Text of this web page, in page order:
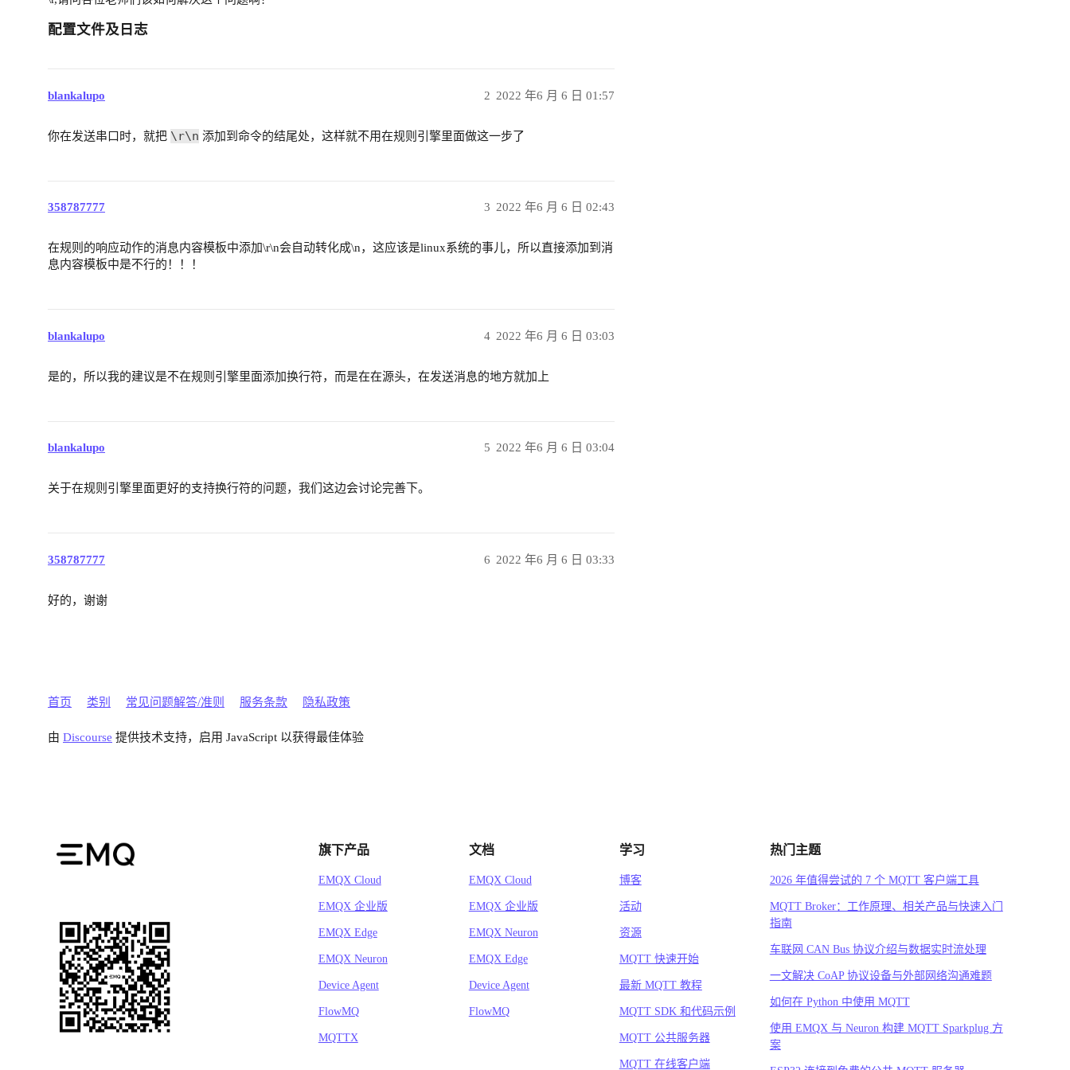
配置文件及日志
blankalupo 2022 年6 月 6 日 01:57
2
你在发送串口时，就把 \r\n 添加到命令的结尾处，这样就不用在规则引擎里面做这一步了
358787777 2022 年6 月 6 日 02:43
3
在规则的响应动作的消息内容模板中添加\r\n会自动转化成\n，这应该是linux系统的事儿，所以直接添加到消
息内容模板中是不行的！！！
blankalupo 2022 年6 月 6 日 03:03
4
是的，所以我的建议是不在规则引擎里面添加换行符，而是在在源头，在发送消息的地方就加上
blankalupo 2022 年6 月 6 日 03:04
5
关于在规则引擎里面更好的支持换行符的问题，我们这边会讨论完善下。
358787777 2022 年6 月 6 日 03:33
6
好的，谢谢
首页 类别 常见问题解答/准则 服务条款 隐私政策
由 Discourse 提供技术支持，启用 JavaScript 以获得最佳体验
旗下产品
EMQX Cloud
EMQX 企业版
EMQX Edge
EMQX Neuron
Device Agent
FlowMQ
MQTTX
文档
EMQX Cloud
EMQX 企业版
EMQX Neuron
EMQX Edge
Device Agent
FlowMQ
学习
博客
活动
资源
MQTT 快速开始
最新 MQTT 教程
MQTT SDK 和代码示例
MQTT 公共服务器
MQTT 在线客户端
热门主题
2026 年值得尝试的 7 个 MQTT 客户端工具
MQTT Broker：工作原理、相关产品与快速入门
指南
车联网 CAN Bus 协议介绍与数据实时流处理
一文解决 CoAP 协议设备与外部网络沟通难题
如何在 Python 中使用 MQTT
使用 EMQX 与 Neuron 构建 MQTT Sparkplug 方
案